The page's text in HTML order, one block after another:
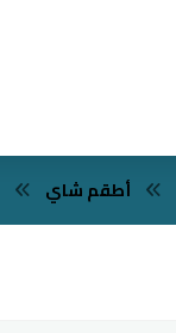
أطقم شاي